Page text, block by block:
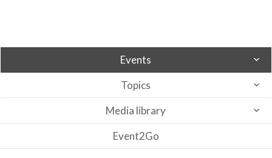
Events
Topics
Media library
Event2Go